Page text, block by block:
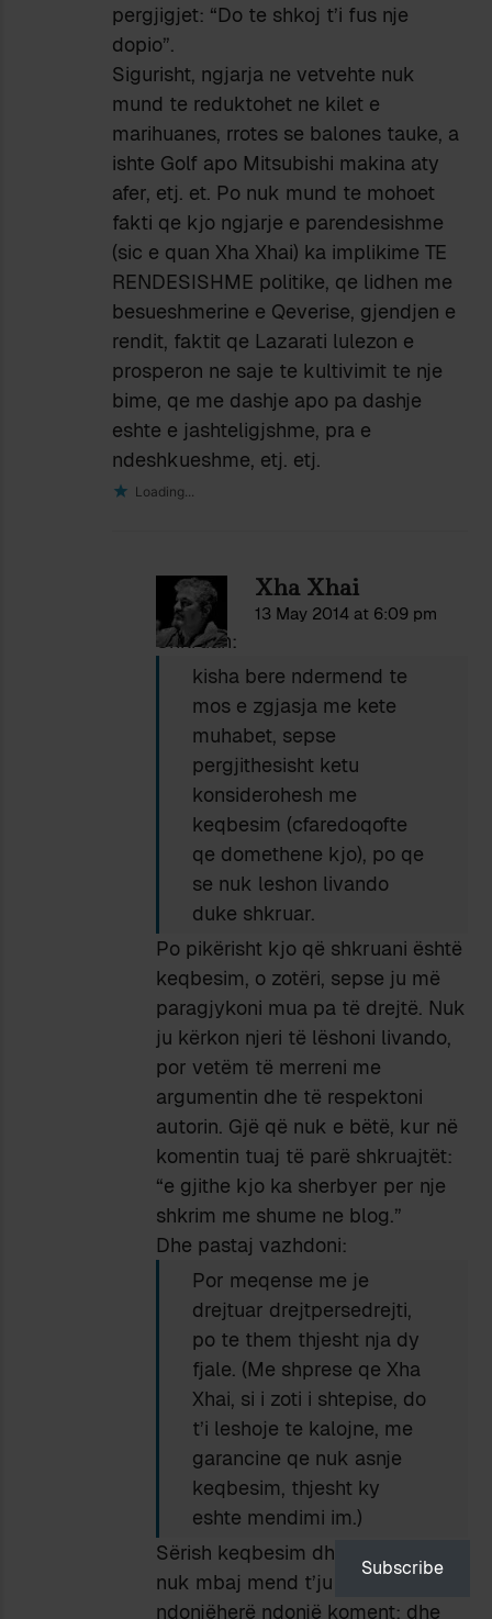
pergjigjet: “Do te shkoj t’i fus nje
dopio”.
Sigurisht, ngjarja ne vetvehte nuk
mund te reduktohet ne kilet e
marihuanes, rrotes se balones tauke, a
ishte Golf apo Mitsubishi makina aty
afer, etj. et. Po nuk mund te mohoet
fakti qe kjo ngjarje e parendesishme
(sic e quan Xha Xhai) ka implikime TE
RENDESISHME politike, qe lidhen me
besueshmerine e Qeverise, gjendjen e
rendit, faktit qe Lazarati lulezon e
prosperon ne saje te kultivimit te nje
bime, qe me dashje apo pa dashje
eshte e jashteligjshme, pra e
ndeshkueshme, etj. etj.
Loading...
Xha Xhai
13 May 2014 at 6:09 pm
Shkruan:
kisha bere ndermend te
mos e zgjasja me kete
muhabet, sepse
pergjithesisht ketu
konsiderohesh me
keqbesim (cfaredoqofte
qe domethene kjo), po qe
se nuk leshon livando
duke shkruar.
Po pikërisht kjo që shkruani është
keqbesim, o zotëri, sepse ju më
paragjykoni mua pa të drejtë. Nuk
ju kërkon njeri të lëshoni livando,
por vetëm të merreni me
argumentin dhe të respektoni
autorin. Gjë që nuk e bëtë, kur në
komentin tuaj të parë shkruajtët:
“e gjithe kjo ka sherbyer per nje
shkrim me shume ne blog.”
Dhe pastaj vazhdoni:
Por meqense me je
drejtuar drejtpersedrejti,
po te them thjesht nja dy
fjale. (Me shprese qe Xha
Xhai, si i zoti i shtepise, do
t’i leshoje te kalojne, me
garancine qe nuk asnje
keqbesim, thjesht ky
eshte mendimi im.)
Sërish keqbesim dhe paragjykim:
nuk mbaj mend t’ju kem ndaluar
ndonjëherë ndonjë koment; dhe
Subscribe